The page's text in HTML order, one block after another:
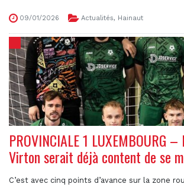
09/01/2026 Actualités, Hainaut
PROVINCIALE 1 LUXEMBOURG –
Virton serait déjà content de se
C’est avec cinq points d’avance sur la zone